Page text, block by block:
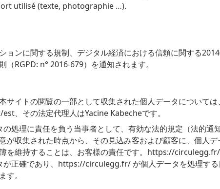
utilisé (texte, photographie …).
ョンに関する規制、デジタル経済における信頼に関する
RGPD: n° 2016-679）を通知されます。
サイトの閲覧の一部として収集された個人データについて
、その法定代理人はYacine Kabecheです。
理に責任を負う当事者として、有効な法的規定（法的通
が収集された時点から、その見込み客および顧客に、個人
を維持することは、お客様の責任です。https://circulegg.fr/
正確であり、https://circulegg.fr/ が個人データを処理する
す。